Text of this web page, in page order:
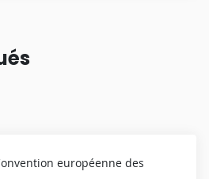
européenne des